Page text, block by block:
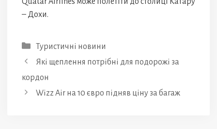
– Дохи.
Категорії
Туристичні новини
Які щеплення потрібні для подорожі за
кордон
Wizz Air на 10 євро підняв ціну за багаж